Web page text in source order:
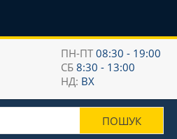
ПН-ПТ08:30 - 19:00
СБ8:30 - 13:00
НД: ВХ